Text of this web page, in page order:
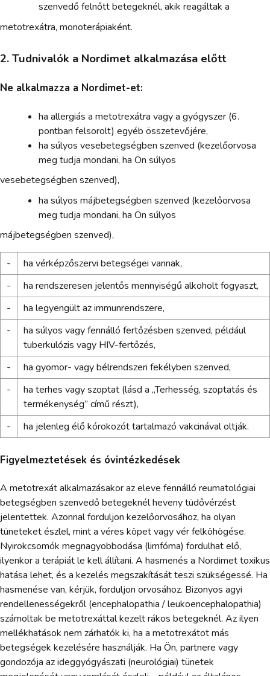
szenvedő felnőtt betegeknél, akik reagáltak a
metotrexátra, monoterápiaként.
2. Tudnivalók a Nordimet alkalmazása előtt
Ne alkalmazza a Nordimet-et:
ha allergiás a metotrexátra vagy a gyógyszer (6.
pontban felsorolt) egyéb összetevőjére,
ha súlyos vesebetegségben szenved (kezelőorvosa
meg tudja mondani, ha Ön súlyos
vesebetegségben szenved),
ha súlyos májbetegségben szenved (kezelőorvosa
meg tudja mondani, ha Ön súlyos
májbetegségben szenved),
-
ha vérképzőszervi betegségei vannak,
-
ha rendszeresen jelentős mennyiségű alkoholt fogyaszt,
-
ha legyengült az immunrendszere,
-
ha súlyos vagy fennálló fertőzésben szenved, például
tuberkulózis vagy HIV-fertőzés,
-
ha gyomor- vagy bélrendszeri fekélyben szenved,
-
ha terhes vagy szoptat (lásd a „Terhesség, szoptatás és
termékenység” című részt),
-
ha jelenleg élő kórokozót tartalmazó vakcinával oltják.
Figyelmeztetések és óvintézkedések
A metotrexát alkalmazásakor az eleve fennálló reumatológiai
betegségben szenvedő betegeknél heveny tüdővérzést
jelentettek. Azonnal forduljon kezelőorvosához, ha olyan
tüneteket észlel, mint a véres köpet vagy vér felköhögése.
Nyirokcsomók megnagyobbodása (limfóma) fordulhat elő,
ilyenkor a terápiát le kell állítani. A hasmenés a Nordimet toxikus
hatása lehet, és a kezelés megszakítását teszi szükségessé. Ha
hasmenése van, kérjük, forduljon orvosához. Bizonyos agyi
rendellenességekről (encephalopathia / leukoencephalopathia)
számoltak be metotrexáttal kezelt rákos betegeknél. Az ilyen
mellékhatások nem zárhatók ki, ha a metotrexátot más
betegségek kezelésére használják. Ha Ön, partnere vagy
gondozója az ideggyógyászati (neurológiai) tünetek